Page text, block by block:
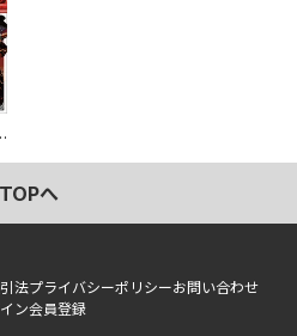
国史
TOPへ
法プライバシーポリシーお問い合わせ
ン会員登録